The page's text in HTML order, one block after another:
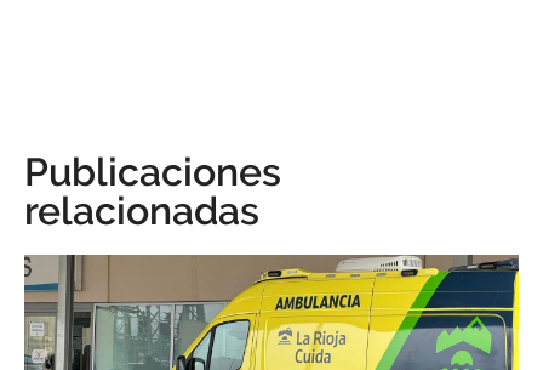
Publicaciones
relacionadas